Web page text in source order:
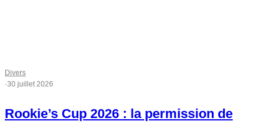
Divers
·30 juillet 2026
Rookie’s Cup 2026 : la permission de